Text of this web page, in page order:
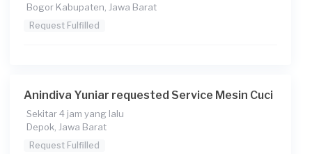
Bogor Kabupaten, Jawa Barat
Request Fulfilled
Anindiva Yuniar requested Service Mesin Cuci
Sekitar 4 jam yang lalu
Depok, Jawa Barat
Request Fulfilled